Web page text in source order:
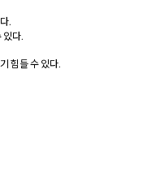
.
있다.
힘들 수 있다.